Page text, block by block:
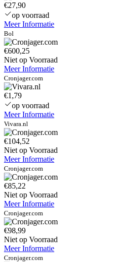
Front
Cover
With
Port
for
Dell
Latitude
E7470
B
AP1DL000700
TJMHF
€27,90
op voorraad
Meer Informatie
Bol
€600,25
Niet op Voorraad
Meer Informatie
Cronjager.com
€1,79
op voorraad
Meer Informatie
Vivara.nl
€104,52
Niet op Voorraad
Meer Informatie
Cronjager.com
€85,22
Niet op Voorraad
Meer Informatie
Cronjager.com
€98,99
Niet op Voorraad
Meer Informatie
Cronjager.com